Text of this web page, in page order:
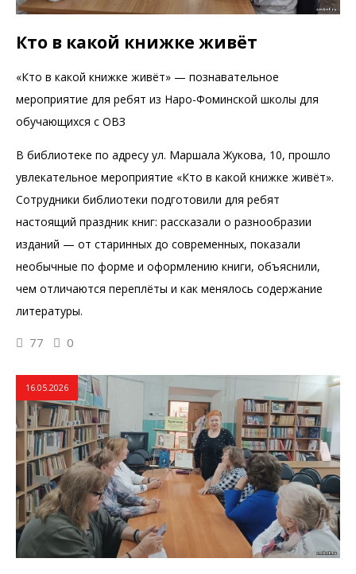
Кто в какой книжке живёт
«Кто в какой книжке живёт» — познавательное
мероприятие для ребят из Наро-Фоминской школы для
обучающихся с ОВЗ
В библиотеке по адресу ул. Маршала Жукова, 10, прошло
увлекательное мероприятие «Кто в какой книжке живёт».
Сотрудники библиотеки подготовили для ребят
настоящий праздник книг: рассказали о разнообразии
изданий — от старинных до современных, показали
необычные по форме и оформлению книги, объяснили,
чем отличаются переплёты и как менялось содержание
литературы.
77 0
16.05.2026